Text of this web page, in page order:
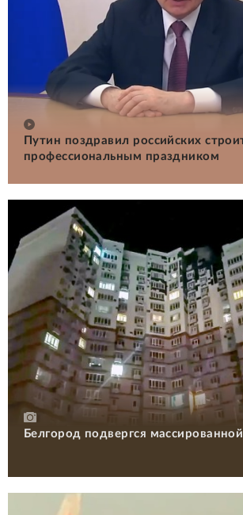
Путин поздравил российских
профессиональным праздником
Белгород подвергся